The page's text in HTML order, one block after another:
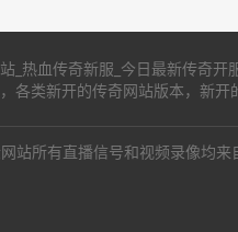
_热血传奇新服_今日最新传奇
各类新开的传奇网站版本，新开
站所有直播信号和视频录像均